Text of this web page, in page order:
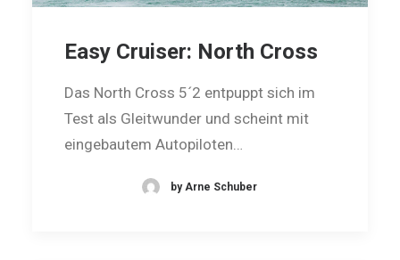
Easy Cruiser: North Cross
Das North Cross 5´2 entpuppt sich im
Test als Gleit­wunder und scheint mit
eingebautem Autopiloten…
by Arne Schuber